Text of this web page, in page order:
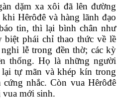
dặm xa xôi đã lên đường
Hêrôđê và hàng lãnh đạo
tin, thì lại bình chân như
biệt phái chỉ thao thức về lề
lễ trong đền thờ; các kỳ
thống. Họ là những người
tự mãn và khép kín trong
nhắc. Còn vua Hêrôđê
mới sinh.